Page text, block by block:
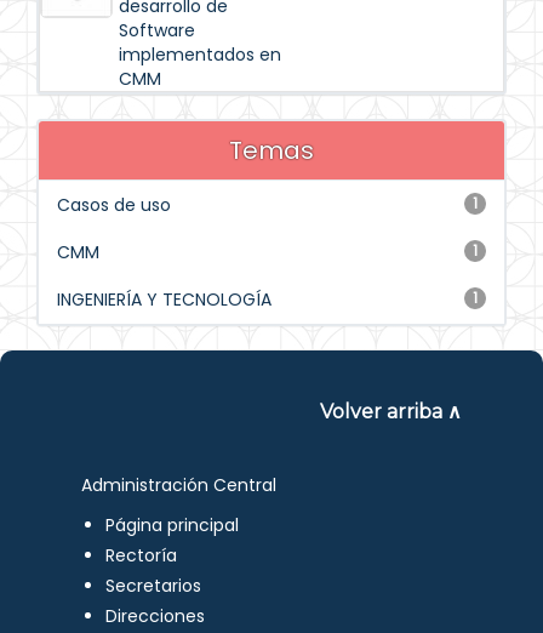
desarrollo de
Software
implementados en
CMM
Temas
1
Casos de uso
1
CMM
1
INGENIERÍA Y TECNOLOGÍA
Volver arriba ∧
Administración Central
Página principal
Rectoría
Secretarios
Direcciones